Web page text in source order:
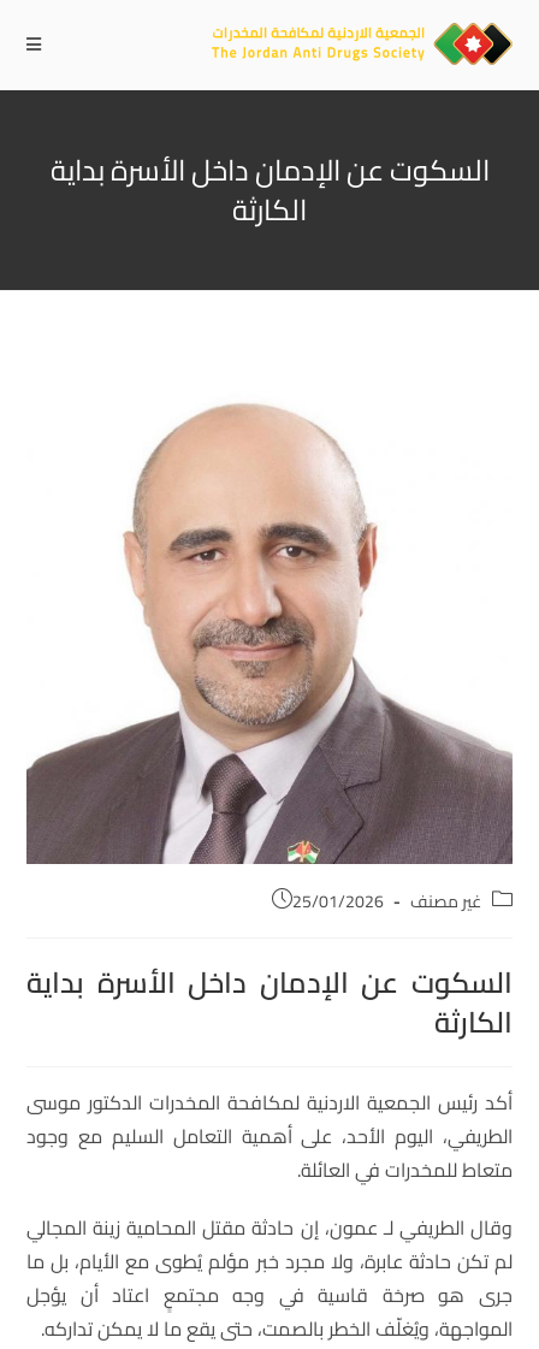
السكوت عن الإدمان داخل الأسرة بداية
الكارثة
غير مصنف 25/01/2026
السكوت عن الإدمان داخل الأسرة بداية
الكارثة
أكد رئيس الجمعية الاردنية لمكافحة المخدرات الدكتور موسى
الطريفي، اليوم الأحد، على أهمية التعامل السليم مع وجود
متعاط للمخدرات في العائلة.
وقال الطريفي لـ عمون، إن حادثة مقتل المحامية زينة المجالي
لم تكن حادثة عابرة، ولا مجرد خبر مؤلم يُطوى مع الأيام، بل ما
جرى هو صرخة قاسية في وجه مجتمعٍ اعتاد أن يؤجل
المواجهة، ويُغلّف الخطر بالصمت، حتى يقع ما لا يمكن تداركه.